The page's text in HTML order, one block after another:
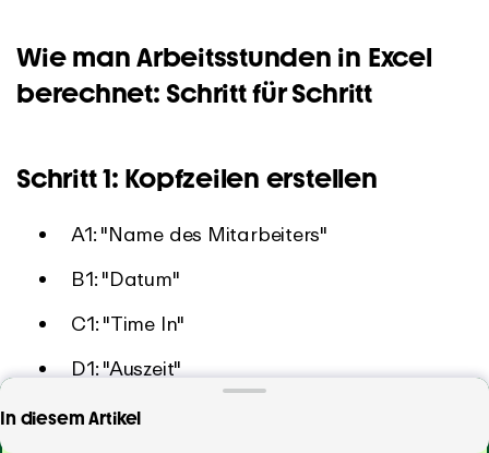
In diesem Artikel
Erfasse deine Arbeitszeiten automatisch oder
Wie man Arbeitsstunden in Excel
berechnet: Schritt für Schritt
Schritt 1: Kopfzeilen erstellen
A1: "Name des Mitarbeiters"
B1: "Datum"
C1: "Time In"
D1: "Auszeit"
E1: "Pause (Minuten)"